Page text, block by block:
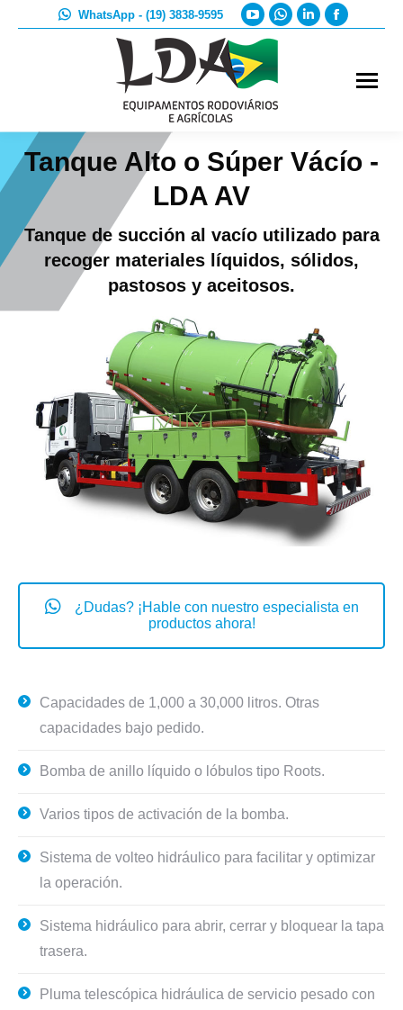
WhatsApp - (19) 3838-9595
YouTube
page
opens
in
new
Whatsapp
Linkedin
Tanque Alto o Súper Vácío -
LDA AV
Tanque de succión al vacío utilizado para
recoger materiales líquidos, sólidos,
pastosos y aceitosos.
¿Dudas? ¡Hable con nuestro especialista en
productos ahora!
Capacidades de 1,000 a 30,000 litros. Otras
capacidades bajo pedido.
Bomba de anillo líquido o lóbulos tipo Roots.
Varios tipos de activación de la bomba.
Sistema de volteo hidráulico para facilitar y optimizar
la operación.
Sistema hidráulico para abrir, cerrar y bloquear la tapa
trasera.
Pluma telescópica hidráulica de servicio pesado con